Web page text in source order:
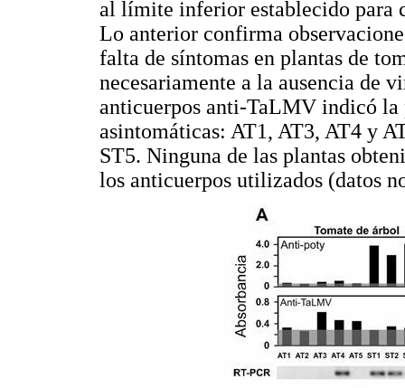
al límite inferior establecido para
Lo anterior confirma
falta de síntomas en plantas de
necesariamente a la ausencia de
anticuerpos anti-TaLMV indicó la
asintomáticas: AT1, AT3, AT4 y
ST5. Ninguna de las plantas
los anticuerpos utilizados (datos